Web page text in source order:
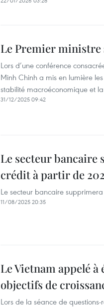
Le Premier ministre
Lors d’une conférence
Minh Chinh a mis en lumière
stabilité macroéconomique et
31/12/2025 09:42
Le secteur bancaire
crédit à partir de
Le secteur bancaire
11/08/2025 20:35
Le Vietnam appelé
objectifs de
Lors de la séance de